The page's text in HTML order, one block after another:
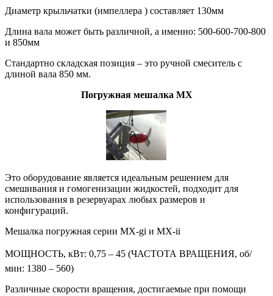
Диаметр крыльчатки (импеллера ) составляет 130мм
Длина вала может быть различной, а именно: 500-600-700-800
и 850мм
Стандартно складская позиция – это ручной смеситель с
длиной вала 850 мм.
Погружная мешалка MX
Это оборудование является идеальным решением для
смешивания и гомогенизации жидкостей, подходит для
использования в резервуарах любых размеров и
конфигураций.
Мешалка погружная серии MX-gi и MX-ii
МОЩНОСТЬ, кВт: 0,75 – 45 (ЧАСТОТА ВРАЩЕНИЯ, об/
мин: 1380 – 560)
Различные скорости вращения, достигаемые при помощи